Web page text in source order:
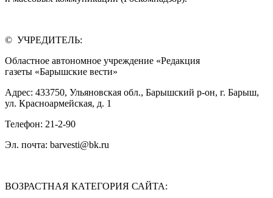
© УЧРЕДИТЕЛЬ:
Областное автономное учреждение «Редакция
газеты «Барышские вести»
Адрес: 433750, Ульяновская обл., Барышский р-он, г. Барыш,
ул. Красноармейская, д. 1
Телефон: 21-2-90
Эл. почта: barvesti@bk.ru
ВОЗРАСТНАЯ КАТЕГОРИЯ САЙТА: